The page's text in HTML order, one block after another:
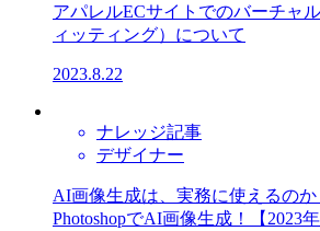
アパレルECサイトでのバーチャ
ィッティング）について​
2023.8.22
ナレッジ記事
デザイナー
AI画像生成は、実務に使えるの
PhotoshopでAI画像生成！【2023年